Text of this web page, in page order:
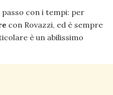
con i tempi: per
con Rovazzi, ed è sempre
è un abilissimo